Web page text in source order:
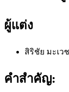
ผู้แต่ง
สิริชัย มะเว
คำสำคัญ: